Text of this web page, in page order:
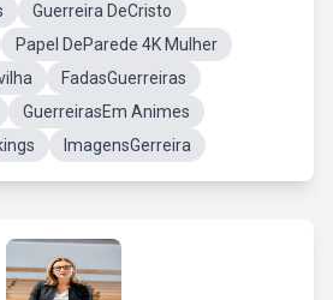
Guerreira DeCristo
Papel DeParede 4K Mulher
FadasGuerreiras
GuerreirasEm Animes
ImagensGerreira